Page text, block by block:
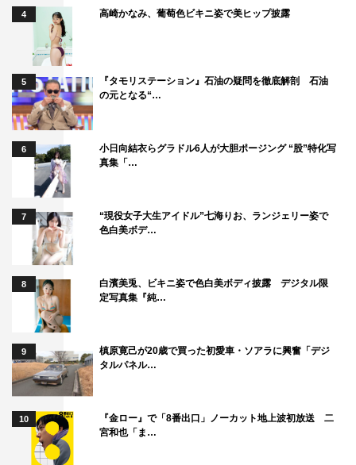
4 高崎かなみ、葡萄色ビキニ姿で美ヒップ披露
5
『タモリステーション』石油の疑問を徹底解剖 石油
の元となる“…
6
小日向結衣らグラドル6人が大胆ポージング “股”特化写
真集「…
7
“現役女子大生アイドル”七海りお、ランジェリー姿で
色白美ボデ…
8
白濱美兎、ビキニ姿で色白美ボディ披露 デジタル限
定写真集『純…
9
槙原寛己が20歳で買った初愛車・ソアラに興奮「デジ
タルパネル…
10
『金ロー』で「8番出口」ノーカット地上波初放送 二
宮和也「ま…